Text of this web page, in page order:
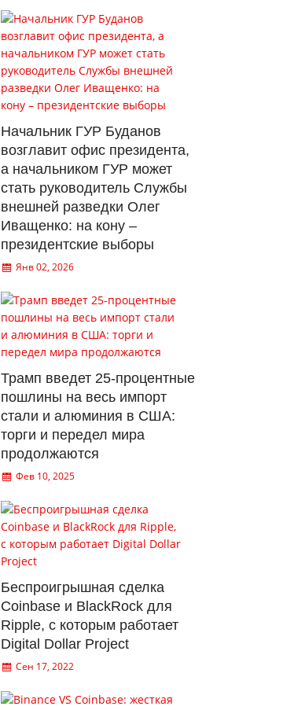
Начальник ГУР Буданов
возглавит офис президента,
а начальником ГУР может
стать руководитель Службы
внешней разведки Олег
Иващенко: на кону –
президентские выборы
Янв 02, 2026
Трамп введет 25-процентные
пошлины на весь импорт
стали и алюминия в США:
торги и передел мира
продолжаются
Фев 10, 2025
Беспроигрышная сделка
Coinbase и BlackRock для
Ripple, с которым работает
Digital Dollar Project
Сен 17, 2022